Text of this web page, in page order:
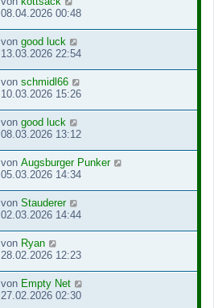
08.04.2026 00:48
von good luck
13.03.2026 22:54
von schmidl66
10.03.2026 15:26
von good luck
08.03.2026 13:12
von Augsburger Punker
05.03.2026 14:34
von Stauderer
02.03.2026 14:44
von Ryan
28.02.2026 12:23
von Empty Net
27.02.2026 02:30